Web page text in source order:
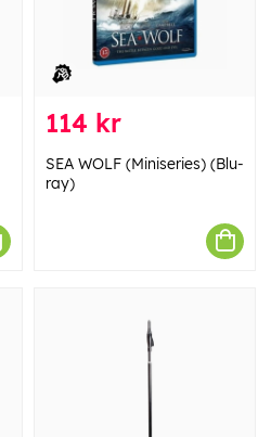
114 kr
SEA WOLF (Miniseries) (Blu-
ray)